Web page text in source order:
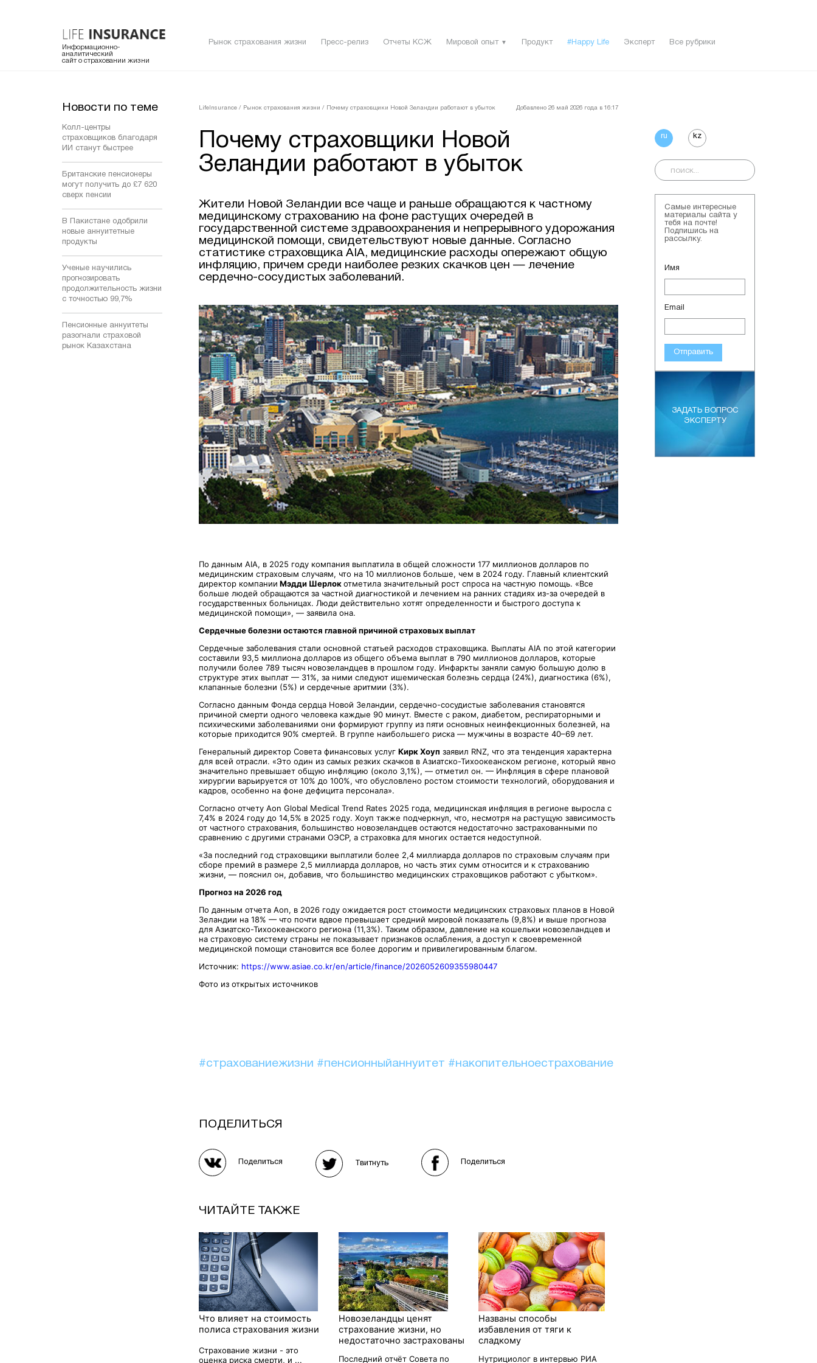
Информационно-
аналитический
сайт о страховании жизни
Рынок страхования жизни Пресс-релиз Отчеты КСЖ Мировой опыт ▼ Продукт #Happy Life Эксперт Все рубрики
Новости по теме
Колл-центры
страховщиков благодаря
ИИ станут быстрее
Британские пенсионеры
могут получить до £7 620
сверх пенсии
В Пакистане одобрили
новые аннуитетные
продукты
Ученые научились
прогнозировать
продолжительность жизни
с точностью 99,7%
Пенсионные аннуитеты
разогнали страховой
рынок Казахстана
LifeInsurance / Рынок страхования жизни / Почему страховщики Новой Зеландии работают в убыток Добавлено 26 май 2026 года в 16:17
Почему страховщики Новой
Зеландии работают в убыток
Жители Новой Зеландии все чаще и раньше обращаются к частному
медицинскому страхованию на фоне растущих очередей в
государственной системе здравоохранения и непрерывного удорожания
медицинской помощи, свидетельствуют новые данные. Согласно
статистике страховщика AIA, медицинские расходы опережают общую
инфляцию, причем среди наиболее резких скачков цен — лечение
сердечно-сосудистых заболеваний.
По данным AIA, в 2025 году компания выплатила в общей сложности 177 миллионов долларов по
медицинским страховым случаям, что на 10 миллионов больше, чем в 2024 году. Главный клиентский
директор компании Мэдди Шерлокотметила значительный рост спроса на частную помощь. «Все
больше людей обращаются за частной диагностикой и лечением на ранних стадиях из-за очередей в
государственных больницах. Люди действительно хотят определенности и быстрого доступа к
медицинской помощи», — заявила она.
Сердечные болезни остаются главной причиной страховых выплат
Сердечные заболевания стали основной статьей расходов страховщика. Выплаты AIA по этой категории
составили 93,5 миллиона долларов из общего объема выплат в 790 миллионов долларов, которые
получили более 789 тысяч новозеландцев в прошлом году. Инфаркты заняли самую большую долю в
структуре этих выплат — 31%, за ними следуют ишемическая болезнь сердца (24%), диагностика (6%),
клапанные болезни (5%) и сердечные аритмии (3%).
Согласно данным Фонда сердца Новой Зеландии, сердечно-сосудистые заболевания становятся
причиной смерти одного человека каждые 90 минут. Вместе с раком, диабетом, респираторными и
психическими заболеваниями они формируют группу из пяти основных неинфекционных болезней, на
которые приходится 90% смертей. В группе наибольшего риска — мужчины в возрасте 40–69 лет.
Генеральный директор Совета финансовых услуг Кирк Хоуп заявил RNZ, что эта тенденция характерна
для всей отрасли. «Это один из самых резких скачков в Азиатско-Тихоокеанском регионе, который явно
значительно превышает общую инфляцию (около 3,1%), — отметил он. — Инфляция в сфере плановой
хирургии варьируется от 10% до 100%, что обусловлено ростом стоимости технологий, оборудования и
кадров, особенно на фоне дефицита персонала».
Согласно отчету Aon Global Medical Trend Rates 2025 года, медицинская инфляция в регионе выросла с
7,4% в 2024 году до 14,5% в 2025 году. Хоуп также подчеркнул, что, несмотря на растущую зависимость
от частного страхования, большинство новозеландцев остаются недостаточно застрахованными по
сравнению с другими странами ОЭСР, а страховка для многих остается недоступной.
«За последний год страховщики выплатили более 2,4 миллиарда долларов по страховым случаям при
сборе премий в размере 2,5 миллиарда долларов, но часть этих сумм относится и к страхованию
жизни, — пояснил он, добавив, что большинство медицинских страховщиков работают с убытком».
Прогноз на 2026 год
По данным отчета Aon, в 2026 году ожидается рост стоимости медицинских страховых планов в Новой
Зеландии на 18% — что почти вдвое превышает средний мировой показатель (9,8%) и выше прогноза
для Азиатско-Тихоокеанского региона (11,3%). Таким образом, давление на кошельки новозеландцев и
на страховую систему страны не показывает признаков ослабления, а доступ к своевременной
медицинской помощи становится все более дорогим и привилегированным благом.
Источник: https://www.asiae.co.kr/en/article/finance/2026052609355980447
Фото из открытых источников
#страхованиежизни #пенсионныйаннуитет #накопительноестрахование
ПОДЕЛИТЬСЯ
Поделиться Твитнуть Поделиться
ЧИТАЙТЕ ТАКЖЕ
Что влияет на стоимость
полиса страхования жизни
Страхование жизни - это
оценка риска смерти, и ...
Новозеландцы ценят
страхование жизни, но
недостаточно застрахованы
Последний отчёт Совета по
Названы способы
избавления от тяги к
сладкому
Нутрициолог в интервью РИА
ru kz
Самые интересные
материалы сайта у
тебя на почте!
Подпишись на
рассылку.
Имя
Email
Отправить
ЗАДАТЬ ВОПРОС
ЭКСПЕРТУ